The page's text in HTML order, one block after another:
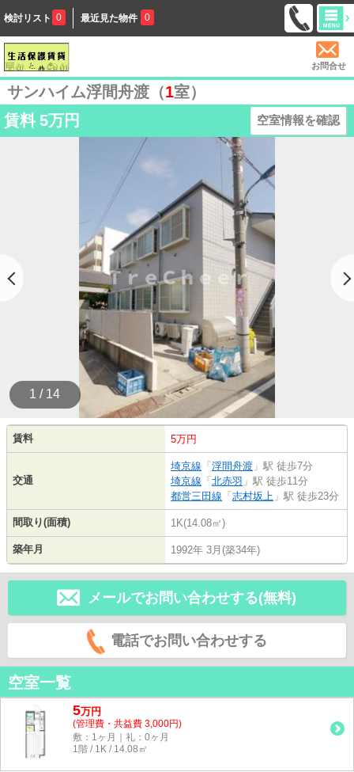
検討リスト 0 最近見た物件 0
お問合せ
サンハイム浮間舟渡（1室）
賃料 5万円 空室情報を確認
1 / 14
賃料 5万円
交通
埼京線 「 浮間舟渡 」駅 徒歩7分
埼京線 「 北赤羽 」駅 徒歩11分
都営三田線 「 志村坂上 」駅 徒歩23分
間取り(面積) 1K(14.08㎡)
築年月 1992年 3月(築34年)
メールでお問い合わせする(無料)
電話でお問い合わせする
空室一覧
5万円
(管理費・共益費 3,000円)
敷：1ヶ月｜礼：0ヶ月
1階 / 1K / 14.08㎡